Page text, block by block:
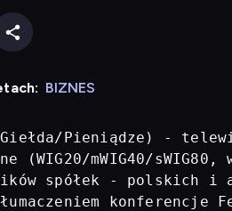
BIZNES
Giełda/Pieniądze) -
(WIG20/mWIG40/
spółek - polskich i
konferencje